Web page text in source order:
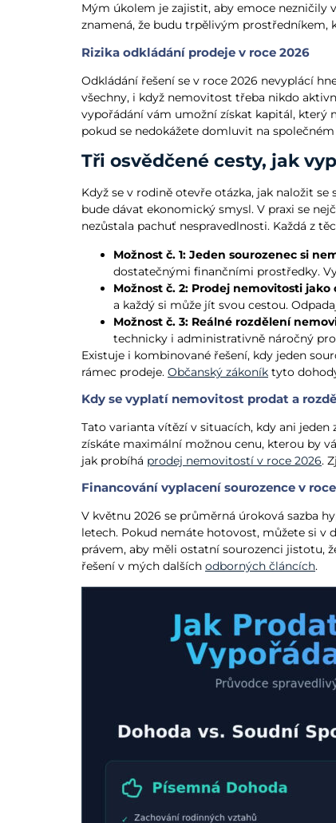
Mým úkolem je zajistit, aby emoce nezničily
znamená, že budu trpělivým prostředníkem,
Rizika odkládání prodeje v roce 2026
Odkládání řešení se v roce 2026 nevyplácí
všechny, i když nemovitost třeba nikdo
vypořádání vám umožní získat kapitál, který
pokud se nedokážete domluvit na
Tři osvědčené cesty, jak
Když se v rodině otevře otázka, jak naložit
bude dávat ekonomický smysl. V praxi se
nezůstala pachuť nespravedlnosti. Každá z
Možnost č. 1: Jeden sourozenec si
dostatečnými finančními prostředky.
Možnost č. 2: Prodej nemovitosti
a každý si může jít svou cestou.
Možnost č. 3: Reálné rozdělení
technicky i administrativně náročný
Existuje i kombinované řešení, kdy jeden
rámec prodeje. Občanský zákoník tyto
Kdy se vyplatí nemovitost prodat a
Tato varianta vítězí v situacích, kdy ani
získáte maximální možnou cenu, kterou by
jak probíhá prodej nemovitostí v roce 2026.
Financování vyplacení sourozence v
V květnu 2026 se průměrná úroková sazba
letech. Pokud nemáte hotovost, můžete si v
právem, aby měli ostatní sourozenci jistotu,
řešení v mých dalších odborných článcích.